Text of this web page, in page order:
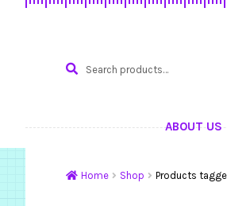
for:
ABOUT US
Home Shop Products